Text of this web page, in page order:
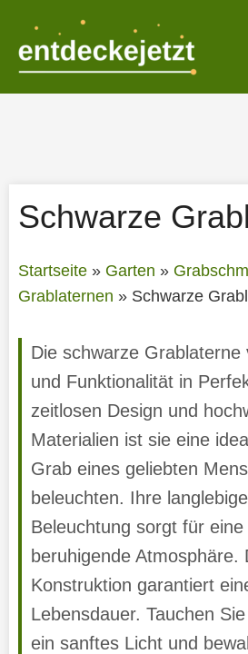
springen
Schwarze
Startseite» Garten »
Grablaternen » Schwarze
Die schwarze Grablaterne
und Funktionalität in
zeitlosen Design und
Materialien ist sie eine
Grab eines geliebten
beleuchten. Ihre
Beleuchtung sorgt für eine
beruhigende Atmosphäre.
Konstruktion garantiert
Lebensdauer. Tauchen
ein sanftes Licht und